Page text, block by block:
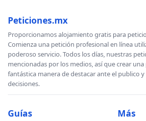
Peticiones.mx
Proporcionamos alojamiento gratis para
Comienza una petición profesional en línea
poderoso servicio. Todos los días, nuestras
mencionadas por los medios, así que crear
fantástica manera de destacar ante el publico
decisiones.
Guías Más